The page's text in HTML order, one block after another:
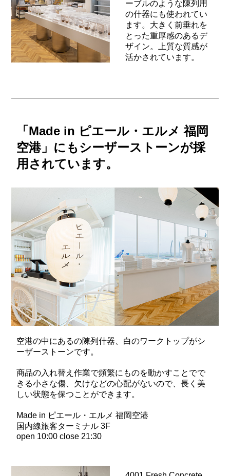
ーブルのような陳列用
の什器にも使われてい
ます。大きく前垂れを
とった重厚感のあるデ
ザイン。上質な質感が
活かされています。
「Made in ピエール・エルメ 福岡
空港」にもシーザーストーンが採
用されています。
空港の中にあるの陳列什器、白のワークトップがシ
ーザーストーンです。
商品の入れ替え作業で頻繁にものを動かすことでで
きる小さな傷、欠けなどの心配がないので、長く美
しい状態を保つことができます。
Made in ピエール・エルメ 福岡空港
国内線旅客ターミナル 3F
open 10:00 close 21:30